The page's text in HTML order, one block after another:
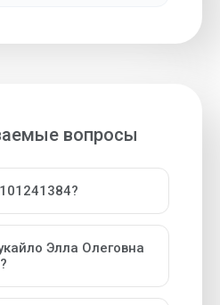
вопросы
Элла Олеговна